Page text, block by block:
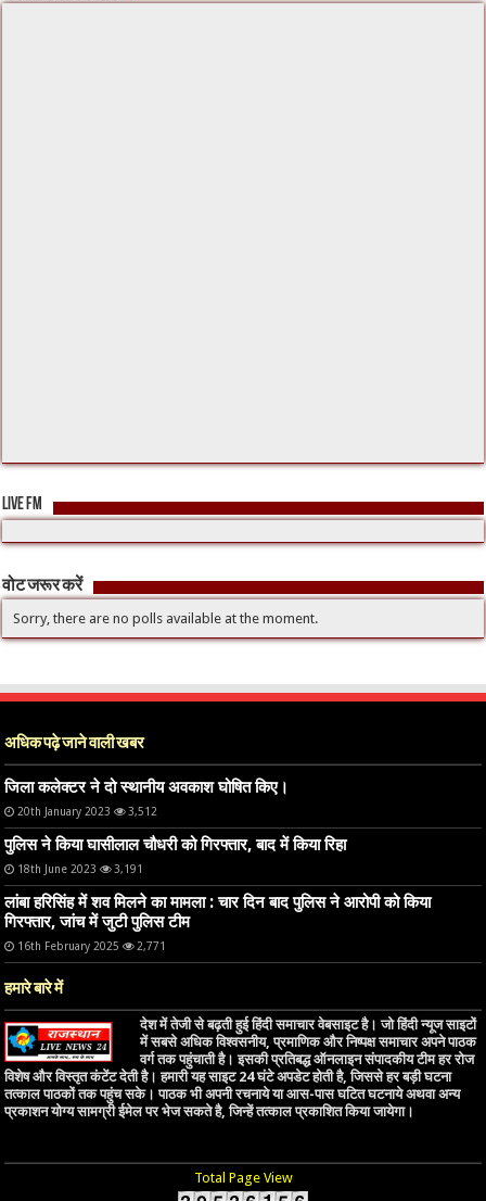
LIVE FM
वोट जरूर करें
Sorry, there are no polls available at the moment.
अधिक पढ़े जाने वाली खबर
जिला कलेक्टर ने दो स्थानीय अवकाश घोषित किए।
20th January 2023 3,512
पुलिस ने किया घासीलाल चौधरी को गिरफ्तार, बाद में किया रिहा
18th June 2023 3,191
लांबा हरिसिंह में शव मिलने का मामला : चार दिन बाद पुलिस ने आरोपी को किया
गिरफ्तार, जांच में जुटी पुलिस टीम
16th February 2025 2,771
हमारे बारे में
देश में तेजी से बढ़ती हुई हिंदी समाचार वेबसाइट है। जो हिंदी न्यूज साइटों
में सबसे अधिक विश्वसनीय, प्रमाणिक और निष्पक्ष समाचार अपने पाठक
वर्ग तक पहुंचाती है। इसकी प्रतिबद्ध ऑनलाइन संपादकीय टीम हर रोज
विशेष और विस्तृत कंटेंट देती है। हमारी यह साइट 24 घंटे अपडेट होती है, जिससे हर बड़ी घटना
तत्काल पाठकों तक पहुंच सके। पाठक भी अपनी रचनाये या आस-पास घटित घटनाये अथवा अन्य
प्रकाशन योग्य सामग्री ईमेल पर भेज सकते है, जिन्हें तत्काल प्रकाशित किया जायेगा।
Total Page View